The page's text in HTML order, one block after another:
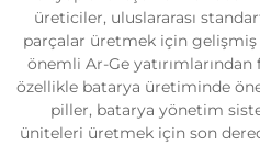
üreticiler, uluslararası
parçalar üretmek için
önemli Ar-Ge
özellikle batarya üretiminde
piller, batarya yönetim
üniteleri üretmek için son